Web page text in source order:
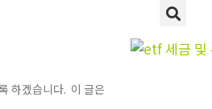
하겠습니다. 이 글은